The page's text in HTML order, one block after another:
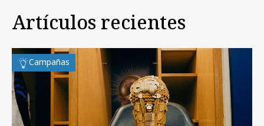
Artículos recientes
Campañas